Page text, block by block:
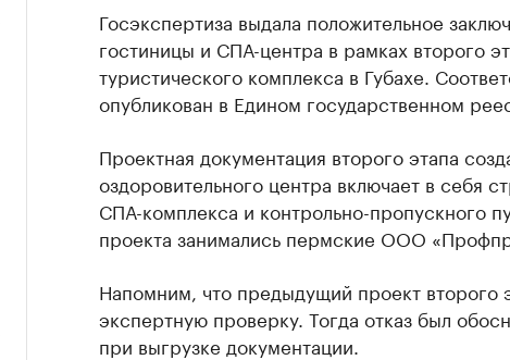
Госэкспертиза выдала положительное
гостиницы и СПА-центра в рамках второго
туристического комплекса в Губахе.
опубликован в Едином государственном
Проектная документация второго этапа
оздоровительного центра включает в себя
СПА-комплекса и контрольно-пропускного
проекта занимались пермские ООО
Напомним, что предыдущий проект второго
экспертную проверку. Тогда отказ был
при выгрузке документации.